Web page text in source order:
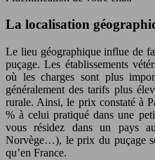
La localisation
Le lieu géographique influe de
puçage. Les établissements
où les charges sont plus
généralement des tarifs plus
rurale. Ainsi, le prix constaté à
% à celui pratiqué dans une
vous résidez dans un pays
Norvège…), le prix du puçage
qu’en France.